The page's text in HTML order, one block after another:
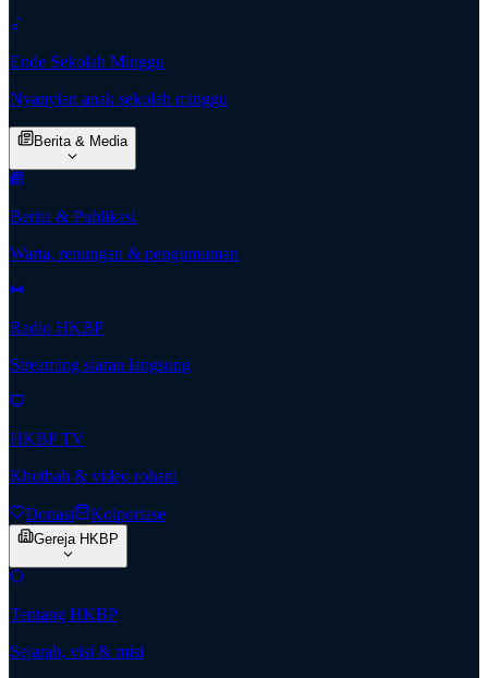
Ende Sekolah Minggu
Nyanyian anak sekolah minggu
Berita & Media
Berita & Publikasi
Warta, renungan & pengumuman
Radio HKBP
Streaming siaran langsung
HKBP TV
Khotbah & video rohani
Donasi Kolportase
Gereja HKBP
Tentang HKBP
Sejarah, visi & misi